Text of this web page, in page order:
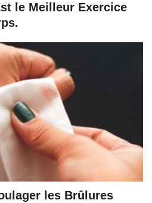
le Meilleur Exercice
les Brûlures